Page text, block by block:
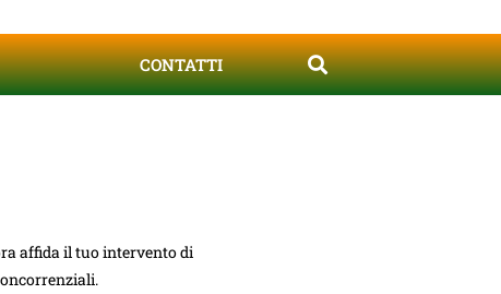
CONTATTI
affida il tuo intervento di